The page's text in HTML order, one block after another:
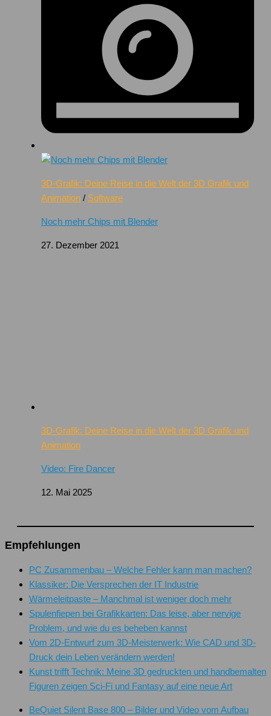
3D-Grafik: Deine Reise in die Welt der 3D Grafik und
Animation / Software
Noch mehr Chips mit Blender
27. Dezember 2021
3D-Grafik: Deine Reise in die Welt der 3D Grafik und
Animation
Video: Fire Dancer
12. Mai 2025
Empfehlungen
PC Zusammenbau – Welche Fehler kann man machen?
Klassiker: Die Versprechen der IT Industrie
Wärmeleitpaste – Manchmal ist weniger doch mehr
Spulenfiepen bei Grafikkarten: Das leise, aber nervige
Problem, und wie du es beheben kannst
Vom 2D-Entwurf zum 3D-Meisterwerk: Wie CAD und 3D-
Druck dein Leben verändern werden!
Kunst trifft Technik: Meine 3D gedruckten und handbemalten
Figuren zeigen Sci-Fi und Fantasy auf eine neue Art
BeQuiet Silent Base 800 – Bilder und Video vom Aufbau